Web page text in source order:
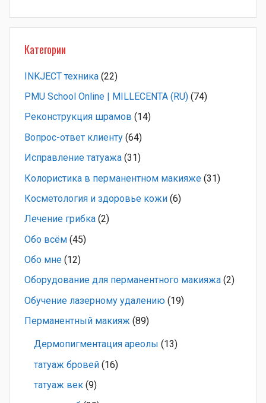
Категории
INKJECT техника (22)
PMU School Online | MILLECENTA (RU) (74)
Pеконструкция шрамов (14)
Вопрос-ответ клиенту (64)
Исправление татуажа (31)
Колористика в перманентном макияже (31)
Косметология и здоровье кожи (6)
Лечение грибка (2)
Обо всём (45)
Обо мне (12)
Оборудование для перманентного макияжа (2)
Обучение лазерному удалению (19)
Перманентный макияж (89)
Дермопигментация ареолы (13)
татуаж бровей (16)
татуаж век (9)